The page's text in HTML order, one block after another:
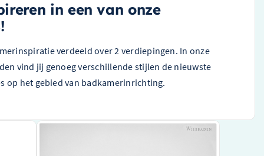
in een van onze
verdeeld over 2 verdiepingen. In onze
vind jij genoeg verschillende stijlen de nieuwste
op het gebied van badkamerinrichting.